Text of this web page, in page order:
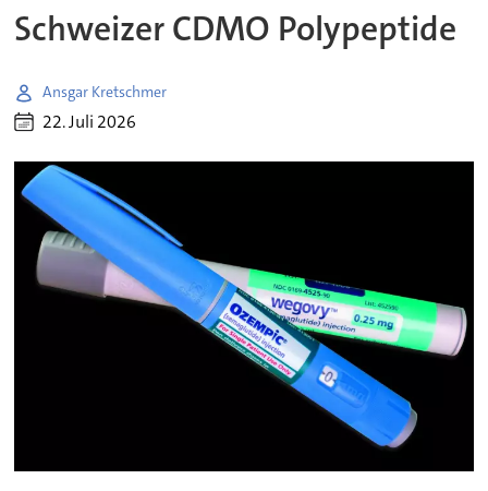
Schweizer CDMO Polypeptide
Ansgar Kretschmer
22. Juli 2026